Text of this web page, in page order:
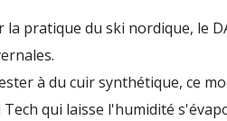
la pratique du ski nordique, le
à du cuir synthétique, ce
qui laisse l'humidité